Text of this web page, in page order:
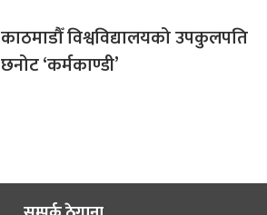
काठमाडौँ विश्वविद्यालयको उपकुलपति
छनोट ‘कर्मकाण्डी’